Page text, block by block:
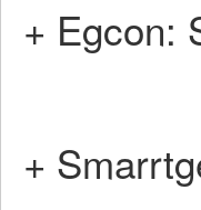
+ Egcon:
+